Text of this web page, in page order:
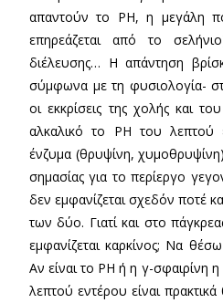
απαντούν το ΡΗ, η μεγάλη
επηρεάζεται από το
διέλευσης… Η απάντηση
σύμφωνα με τη φυσιολογία-
οι εκκρίσεις της χολής και
αλκαλικό το ΡΗ του λεπτού
ένζυμα (θρυψίνη,
σημασίας για το περίεργο
δεν εμφανίζεται σχεδόν ποτέ
των δύο. Γιατί και στο
εμφανίζεται καρκίνος; Να
Αν είναι το ΡΗ ή η γ-σφαιρίνη
λεπτού εντέρου είναι